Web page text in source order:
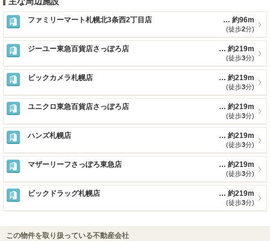
ファミリーマート札幌北3条西2丁目店 約96m
(徒歩2分)
ジーユー東急百貨店さっぽろ店 約219m
(徒歩3分)
ビックカメラ札幌店 約219m
(徒歩3分)
ユニクロ東急百貨店さっぽろ店 約219m
(徒歩3分)
ハンズ札幌店 約219m
(徒歩3分)
マザーリーフさっぽろ東急店 約219m
(徒歩3分)
ビックドラッグ札幌店 約219m
(徒歩3分)
この物件を取り扱っている不動産会社